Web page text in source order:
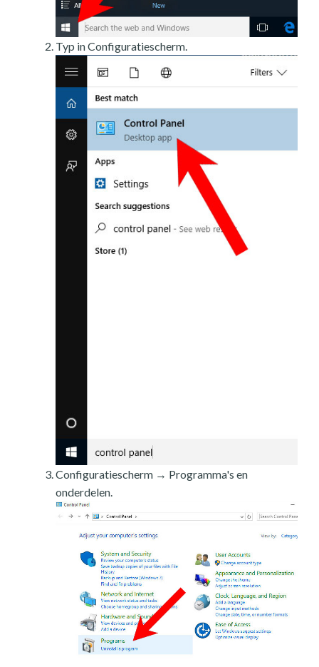
Typ in Configuratiescherm.
Configuratiescherm → Programma's en
onderdelen.